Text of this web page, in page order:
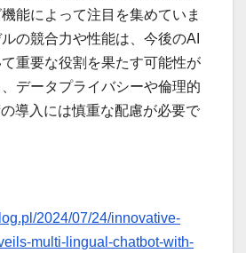
能によって注目を集めていま
の競合力や性能は、今後のAI
重要な役割を果たす可能性が
データプライバシーや倫理的
導入には慎重な配慮が必要で
2024/07/24/innovative-
multi-lingual-chatbot-with-